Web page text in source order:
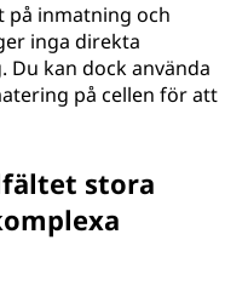
inmatning och
inga direkta
kan dock använda
på cellen för att
stora